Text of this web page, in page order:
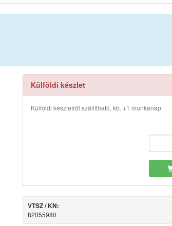
Külföldi készlet
Külföldi készletről szállítható, kb. +1 munkanap
VTSZ / KN:
82055980